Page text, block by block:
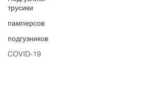
трусики
памперсов
подгузников
COVID-19